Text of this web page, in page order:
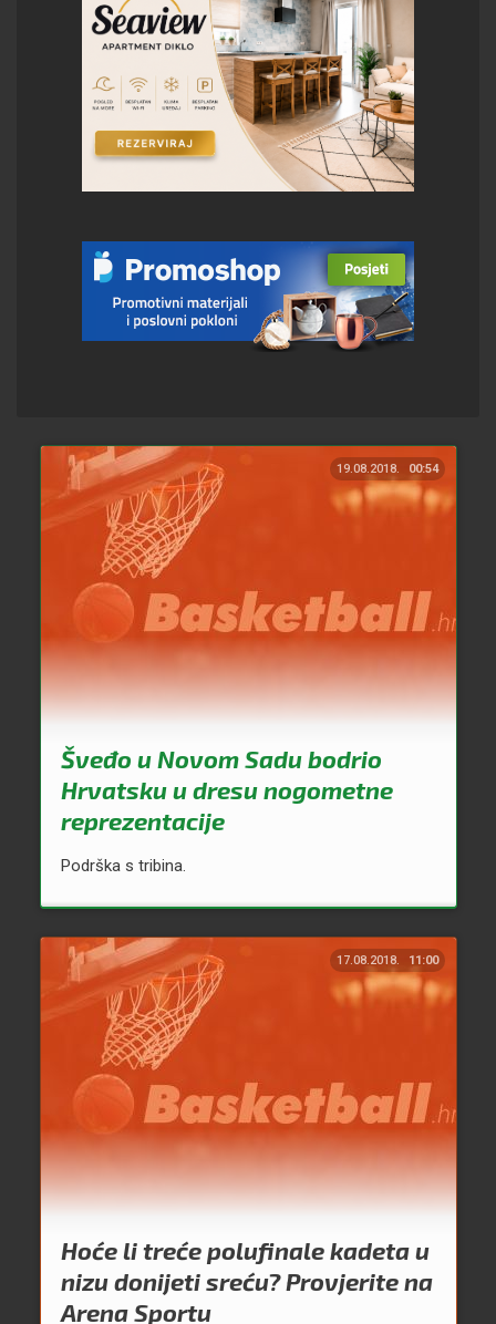
19.08.2018. 00:54
Šveđo u Novom Sadu bodrio
Hrvatsku u dresu nogometne
reprezentacije
Podrška s tribina.
17.08.2018. 11:00
Hoće li treće polufinale kadeta u
nizu donijeti sreću? Provjerite na
Arena Sportu